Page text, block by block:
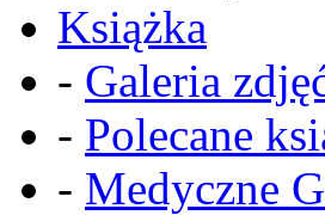
Książka
- Galeria
- Polecane
- Medyczne